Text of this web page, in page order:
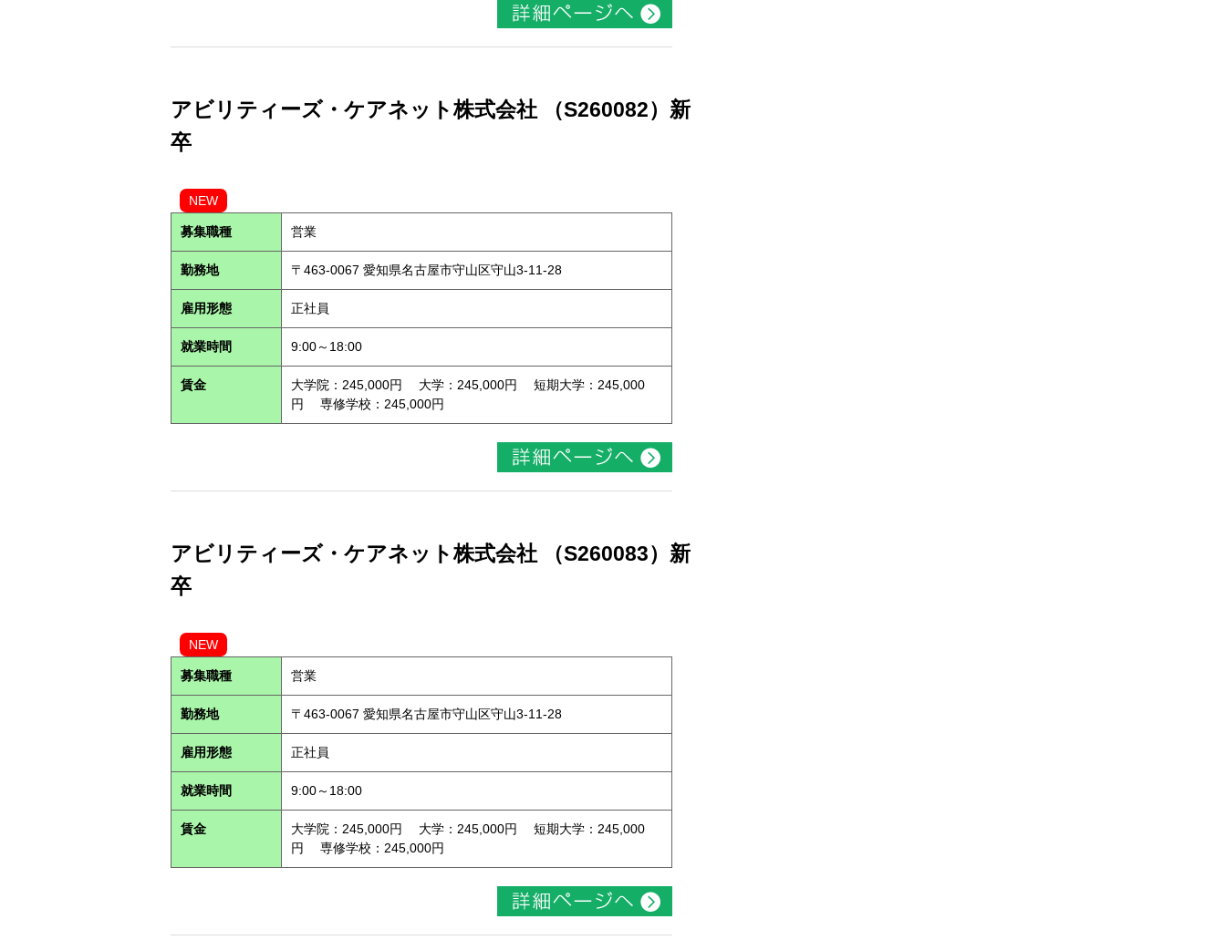
アビリティーズ・ケアネット株式会社 （S260082）新
卒
NEW
募集職種 営業
勤務地 〒463-0067 愛知県名古屋市守山区守山3-11-28
雇用形態 正社員
就業時間 9:00～18:00
賃金
大学院：245,000円 大学：245,000円 短期大学：245,000
円 専修学校：245,000円
アビリティーズ・ケアネット株式会社 （S260083）新
卒
NEW
募集職種 営業
勤務地 〒463-0067 愛知県名古屋市守山区守山3-11-28
雇用形態 正社員
就業時間 9:00～18:00
賃金
大学院：245,000円 大学：245,000円 短期大学：245,000
円 専修学校：245,000円